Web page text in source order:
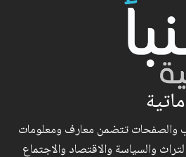
والصفحات تتضمن معارف ومعلومات
والسياسة والاقتصاد والاجتماع